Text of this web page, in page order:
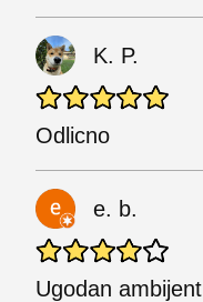
K. P.
Odlicno
e. b.
Ugodan ambijent